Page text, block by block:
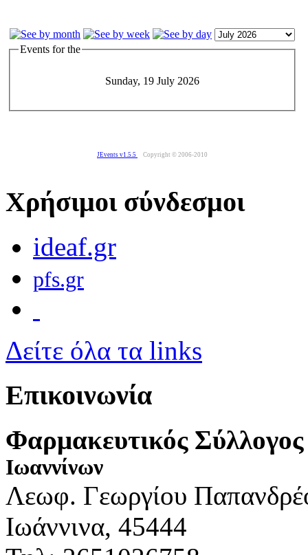
Events for the
Sunday, 19 July 2026
JEvents v1.5.5 Copyright © 2006-2010
Χρήσιμοι σύνδεσμοι
ideaf.gr
pfs.gr
Δείτε όλα τα links
Επικοινωνία
Φαρμακευτικός Σύλλογος
Ιωαννίνων
Λεωφ. Γεωργίου
Ιωάννινα, 45444